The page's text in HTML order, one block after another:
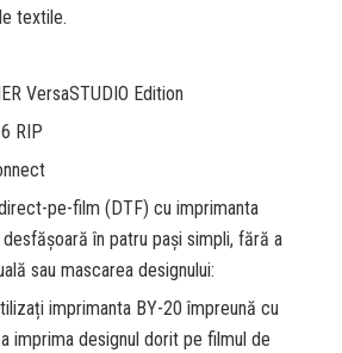
textile.
VersaSTUDIO Edition
RIP
pe-film (DTF) cu imprimanta
în patru pași simpli, fără a
sau mascarea designului:
imprimanta BY-20 împreună cu
imprima designul dorit pe filmul de